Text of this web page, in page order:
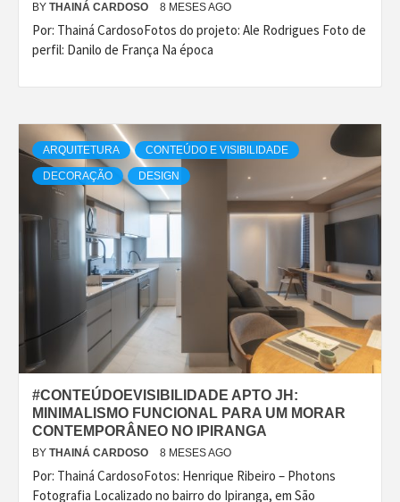
BY THAINÁ CARDOSO 8 MESES AGO
Por: Thainá CardosoFotos do projeto: Ale Rodrigues Foto de
perfil: Danilo de França Na época
ARQUITETURA CONTEÚDO E VISIBILIDADE
DECORAÇÃO DESIGN
#CONTEÚDOEVISIBILIDADE APTO JH:
MINIMALISMO FUNCIONAL PARA UM MORAR
CONTEMPORÂNEO NO IPIRANGA
BY THAINÁ CARDOSO 8 MESES AGO
Por: Thainá CardosoFotos: Henrique Ribeiro – Photons
Fotografia Localizado no bairro do Ipiranga, em São